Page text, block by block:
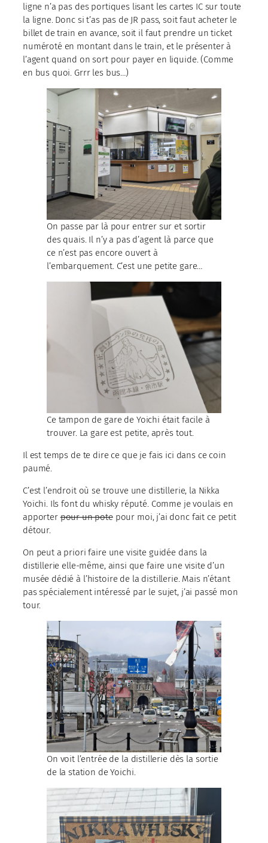
ligne n’a pas des portiques lisant les cartes IC sur toute
la ligne. Donc si t’as pas de JR pass, soit faut acheter le
billet de train en avance, soit il faut prendre un ticket
numéroté en montant dans le train, et le présenter à
l’agent quand on sort pour payer en liquide. (Comme
en bus quoi. Grrr les bus…)
On passe par là pour entrer sur et sortir
des quais. Il n’y a pas d’agent là parce que
ce n’est pas encore ouvert à
l’embarquement. C’est une petite gare…
Ce tampon de gare de Yoichi était facile à
trouver. La gare est petite, après tout.
Il est temps de te dire ce que je fais ici dans ce coin
paumé.
C’est l’endroit où se trouve une distillerie, la Nikka
Yoichi. Ils font du whisky réputé. Comme je voulais en
apporterpour un potepour moi, j’ai donc fait ce petit
détour.
On peut a priori faire une visite guidée dans la
distillerie elle-même, ainsi que faire une visite d’un
musée dédié à l’histoire de la distillerie. Mais n’étant
pas spécialement intéressé par le sujet, j’ai passé mon
tour.
On voit l’entrée de la distillerie dès la sortie
de la station de Yoichi.